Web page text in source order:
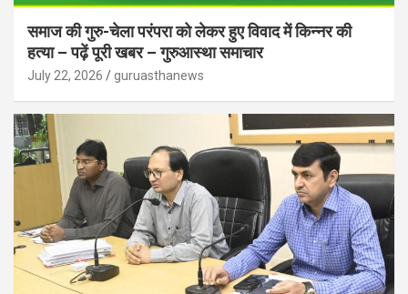
समाज की गुरु-चेला परंपरा को लेकर हुए विवाद में किन्नर की
हत्या – पढ़ें पूरी खबर – गुरुआस्था समाचार
July 22, 2026 guruasthanews